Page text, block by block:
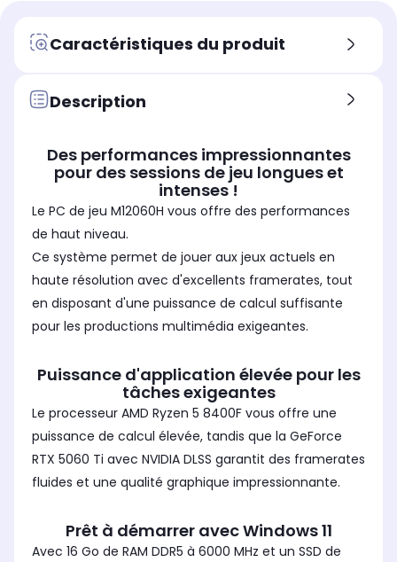
Mémoire vive
16 Go
DDR5
Fréquence du processeur (en
Fréquence Turboboost (en GHz)
4.7
Mémoire vive
16 Go
Fréquence du processeur (en
GHz)
2.1
Fréquence Turboboost (en GHz)
Caractéristiques du produit
Description
Des performances impressionnantes
pour des sessions de jeu longues et
intenses !
Le PC de jeu M12060H vous offre des performances
de haut niveau.
Ce système permet de jouer aux jeux actuels en
haute résolution avec d'excellents framerates, tout
en disposant d'une puissance de calcul suffisante
pour les productions multimédia exigeantes.
Puissance d'application élevée pour les
tâches exigeantes
Le processeur AMD Ryzen 5 8400F vous offre une
puissance de calcul élevée, tandis que la GeForce
RTX 5060 Ti avec NVIDIA DLSS garantit des framerates
fluides et une qualité graphique impressionnante.
Prêt à démarrer avec Windows 11
Avec 16 Go de RAM DDR5 à 6000 MHz et un SSD de